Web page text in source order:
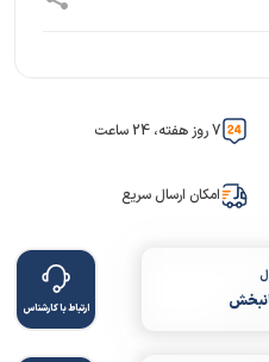
7 روز هفته، 24 ساعت
امکان ارسال سریع
ارتباط با کارشناس